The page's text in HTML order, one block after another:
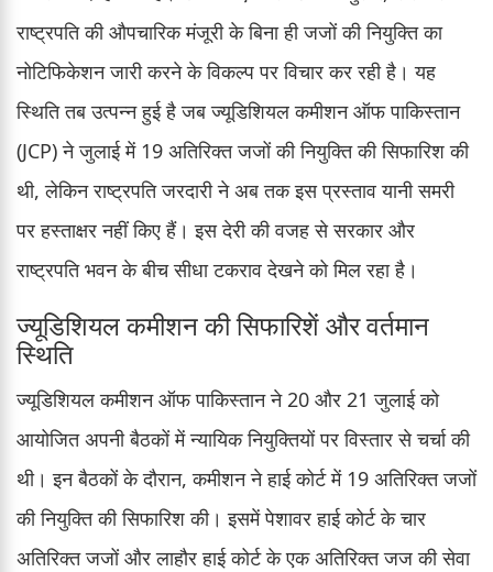
राष्ट्रपति की औपचारिक मंजूरी के बिना ही जजों की नियुक्ति का
नोटिफिकेशन जारी करने के विकल्प पर विचार कर रही है। यह
स्थिति तब उत्पन्न हुई है जब ज्यूडिशियल कमीशन ऑफ पाकिस्तान
(JCP) ने जुलाई में 19 अतिरिक्त जजों की नियुक्ति की सिफारिश की
थी, लेकिन राष्ट्रपति जरदारी ने अब तक इस प्रस्ताव यानी समरी
पर हस्ताक्षर नहीं किए हैं। इस देरी की वजह से सरकार और
राष्ट्रपति भवन के बीच सीधा टकराव देखने को मिल रहा है।
ज्यूडिशियल कमीशन की सिफारिशें और वर्तमान
स्थिति
ज्यूडिशियल कमीशन ऑफ पाकिस्तान ने 20 और 21 जुलाई को
आयोजित अपनी बैठकों में न्यायिक नियुक्तियों पर विस्तार से चर्चा की
थी। इन बैठकों के दौरान, कमीशन ने हाई कोर्ट में 19 अतिरिक्त जजों
की नियुक्ति की सिफारिश की। इसमें पेशावर हाई कोर्ट के चार
अतिरिक्त जजों और लाहौर हाई कोर्ट के एक अतिरिक्त जज की सेवा